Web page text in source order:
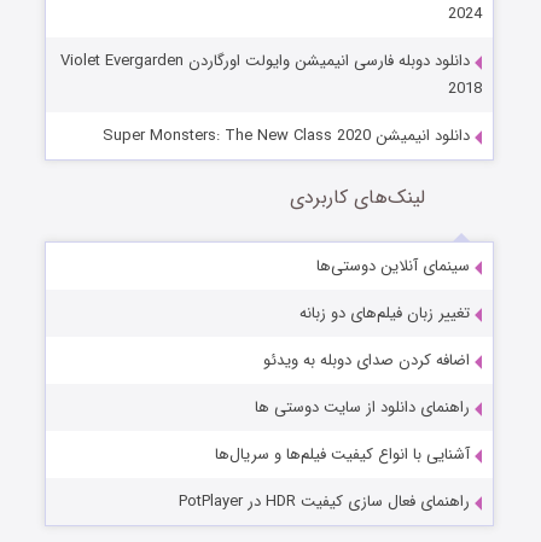
2024
دانلود دوبله فارسی انیمیشن وایولت اورگاردن Violet Evergarden
2018
دانلود انیمیشن Super Monsters: The New Class 2020
لینک‌های کاربردی
سینمای آنلاین دوستی‌ها
تغییر زبان فیلم‌های دو زبانه
اضافه کردن صدای دوبله به ویدئو
راهنمای دانلود از سایت دوستی ها
آشنایی با انواع کیفیت فیلم‌ها و سریال‌ها
راهنمای فعال سازی کیفیت HDR در PotPlayer